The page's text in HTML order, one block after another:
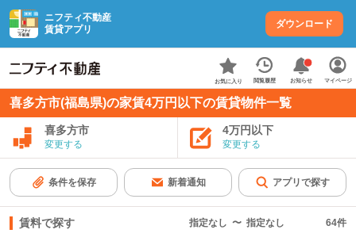
ニフティ不動産
賃貸アプリ
ダウンロード
お気に入り 閲覧履歴 お知らせ マイページ
喜多方市(福島県)の家賃4万円以下の賃貸物件一覧
喜多方市
変更する
4万円以下
変更する
条件を保存 新着通知 アプリで探す
賃料で探す 指定なし 〜 指定なし 64件